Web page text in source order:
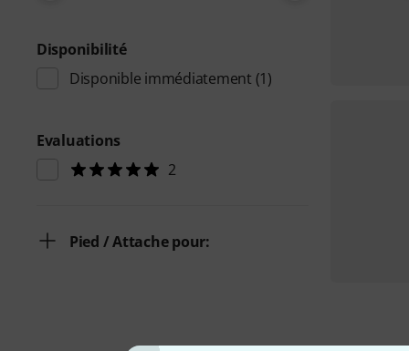
Disponibilité
Disponible immédiatement (1)
Evaluations
2
Pied / Attache pour: